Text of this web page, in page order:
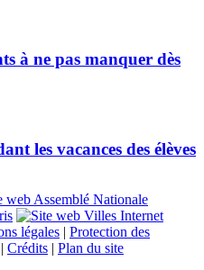
à ne pas manquer dès
les vacances des élèves
légales | Protection des
| Crédits | Plan du site